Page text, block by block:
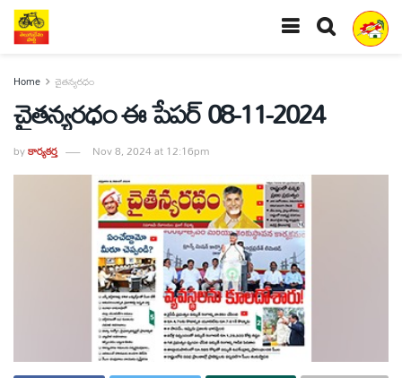
Home చైతన్యరధం
చైతన్యరధం ఈ పేపర్ 08-11-2024
byకార్యకర్త Nov 8, 2024 at 12:16pm